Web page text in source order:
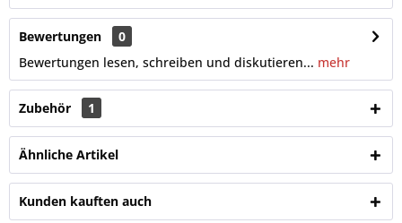
Bewertungen
0
Bewertungen lesen, schreiben und diskutieren... mehr
Zubehör 1
Ähnliche Artikel
Kunden kauften auch